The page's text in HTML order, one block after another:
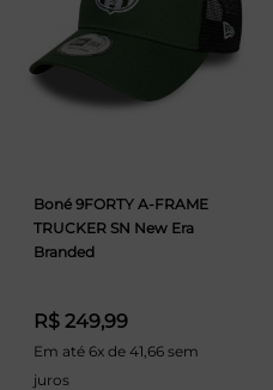
Boné 9FORTY A-FRAME
TRUCKER SN New Era
Branded
R$ 249,99
Em até 6x de 41,66 sem
juros